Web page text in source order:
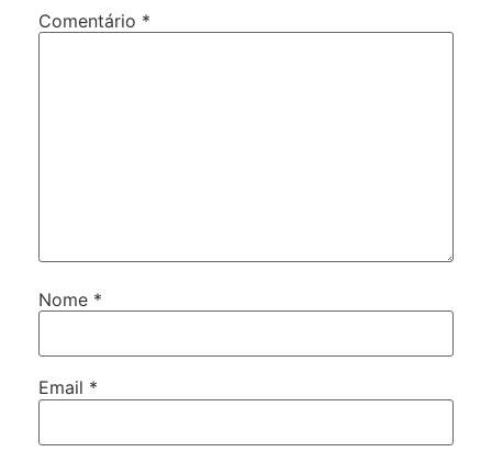
Comentário *
Nome *
Email *